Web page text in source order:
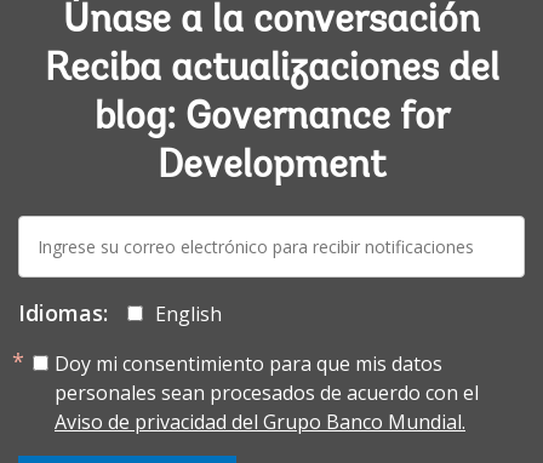
Únase a la conversación
Reciba actualizaciones del
blog: Governance for
Development
E-
mail:
Idiomas:
English
Doy mi consentimiento para que mis datos
personales sean procesados de acuerdo con el
Aviso de privacidad del Grupo Banco Mundial.